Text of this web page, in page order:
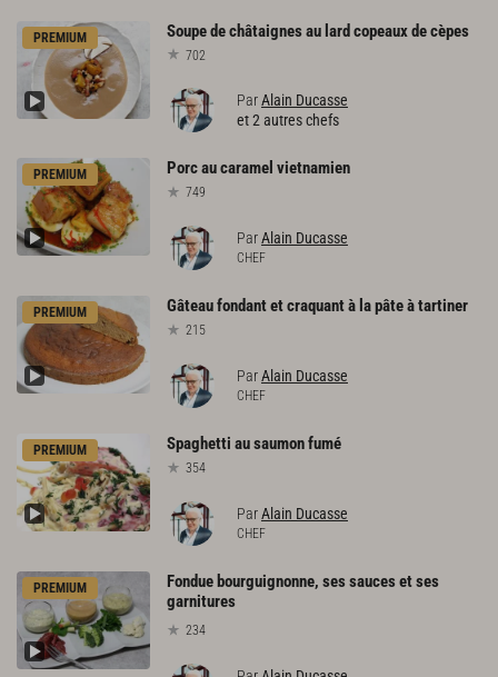
PREMIUM Soupedechâtaignesau lard copeauxdecèpes
702
ParAlain Ducasse
et 2 autres chefs
PREMIUM Porcaucaramel vietnamien
749
ParAlain Ducasse
CHEF
PREMIUM Gâteaufondantetcraquantà lapâteàtartiner
215
ParAlain Ducasse
CHEF
PREMIUM Spaghetti ausaumonfumé
354
ParAlain Ducasse
CHEF
PREMIUM
Fondue bourguignonne, ses sauces et ses
garnitures
234